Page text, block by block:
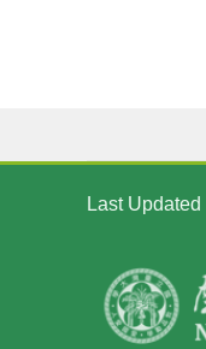
Last Updated